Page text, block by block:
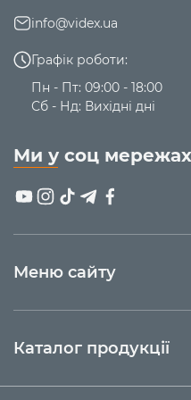
На нашому сайті
урахуванням потреб жінок:
функціонал у легкому
виглядом.
Витончений дизайн;
Розширений трекінг
циклом;
Сумісність із усіма
Більше 100
Захист від вологи;
Кому підходить
годинник HAVIT?
Тим, хто слідкує за
Меню сайту
Каталог продукції
info@videx.ua
Графік роботи:
Пн - Пт: 09:00 - 18:00
Сб - Нд: Вихідні дні
Ми у соц